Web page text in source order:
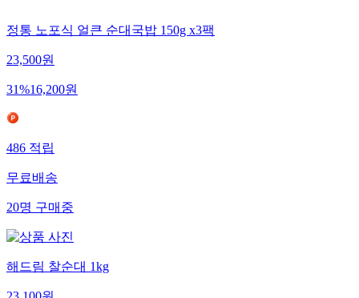
정통 노포식 얼큰 순대국밥 150g x3팩
23,500원
31%16,200원
486적립
무료배송
20명구매중
해드림 찰순대 1kg